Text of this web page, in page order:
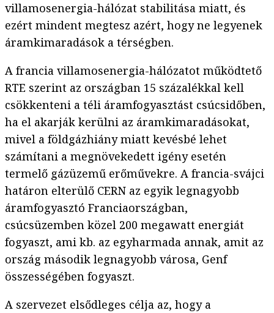
villamosenergia-hálózat stabilitása miatt, és
ezért mindent megtesz azért, hogy ne legyenek
áramkimaradások a térségben.
A francia villamosenergia-hálózatot működtető
RTE szerint az országban 15 százalékkal kell
csökkenteni a téli áramfogyasztást csúcsidőben,
ha el akarják kerülni az áramkimaradásokat,
mivel a földgázhiány miatt kevésbé lehet
számítani a megnövekedett igény esetén
termelő gázüzemű erőművekre. A francia-svájci
határon elterülő CERN az egyik legnagyobb
áramfogyasztó Franciaországban,
csúcsüzemben közel 200 megawatt energiát
fogyaszt, ami kb. az egyharmada annak, amit az
ország második legnagyobb városa, Genf
összességében fogyaszt.
A szervezet elsődleges célja az, hogy a